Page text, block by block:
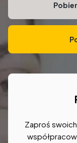
Zaproś